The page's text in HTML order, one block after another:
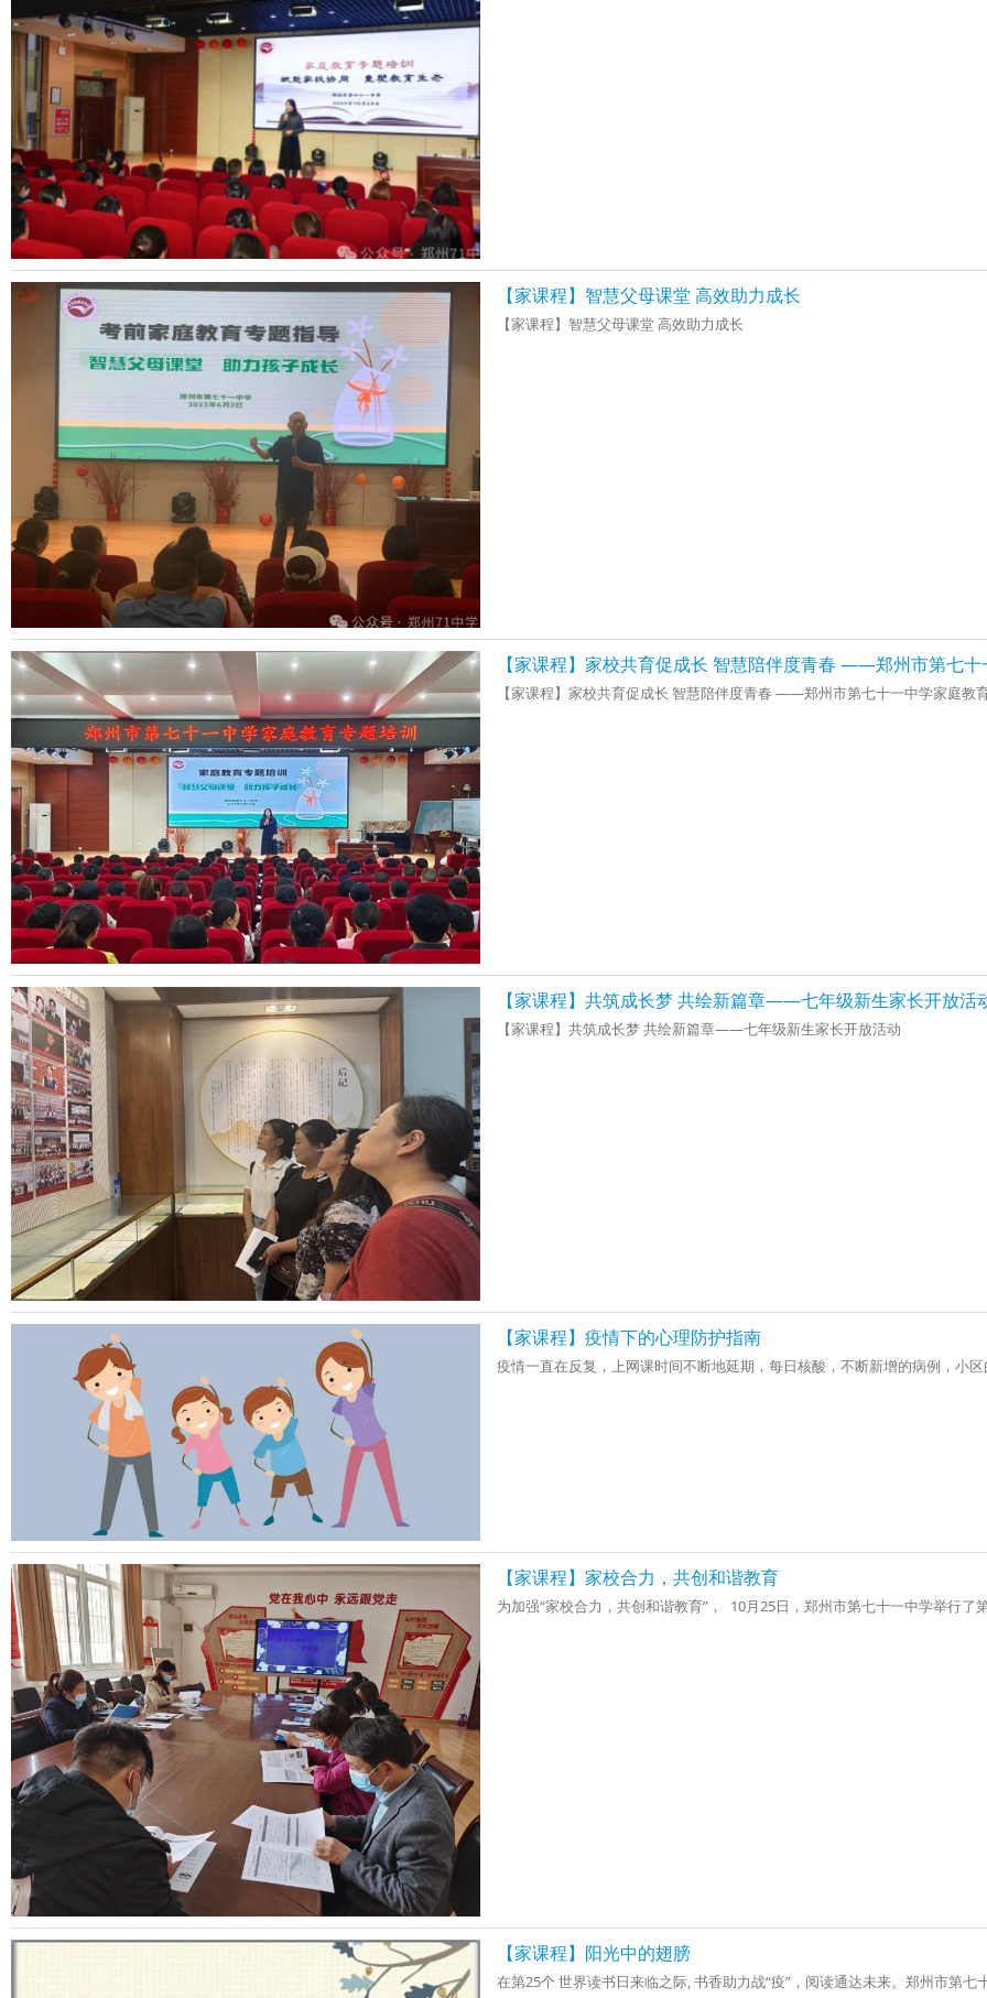
【家课程】智慧父母课堂 高效助力成长
【家课程】智慧父母课堂 高效助力成长
【家课程】家校共育促成长 智慧陪伴度青春 ——郑州市第七
【家课程】家校共育促成长 智慧陪伴度青春 ——郑州市第七十一中学家庭教
【家课程】共筑成长梦 共绘新篇章——七年级新生家长开放活
【家课程】共筑成长梦 共绘新篇章——七年级新生家长开放活动
【家课程】疫情下的心理防护指南
疫情一直在反复，上网课时间不断地延期，每日核酸，不断新增的病例，小
【家课程】家校合力，共创和谐教育
为加强“家校合力，共创和谐教育”， 10月25日，郑州市第七十一中学举行了
【家课程】阳光中的翅膀
在第25个 世界读书日来临之际, 书香助力战“疫”，阅读通达未来。郑州市第七